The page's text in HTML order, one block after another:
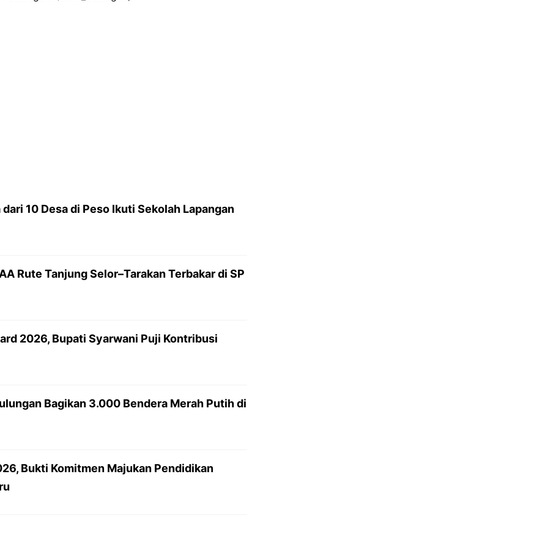
10 Desa di Peso Ikuti Sekolah Lapangan
Rute Tanjung Selor–Tarakan Terbakar di SP
2026, Bupati Syarwani Puji Kontribusi
Bagikan 3.000 Bendera Merah Putih di
Bukti Komitmen Majukan Pendidikan